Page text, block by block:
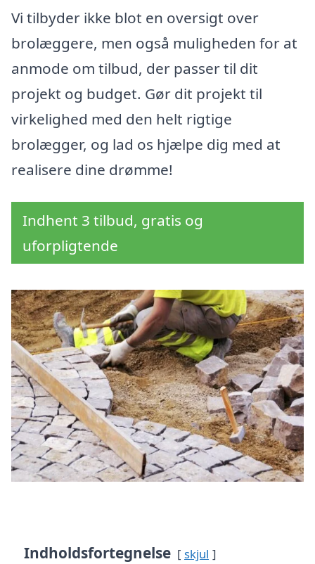
Vi tilbyder ikke blot en oversigt over
brolæggere, men også muligheden for at
anmode om tilbud, der passer til dit
projekt og budget. Gør dit projekt til
virkelighed med den helt rigtige
brolægger, og lad os hjælpe dig med at
realisere dine drømme!
Indhent 3 tilbud, gratis og
uforpligtende
Indholdsfortegnelse skjul